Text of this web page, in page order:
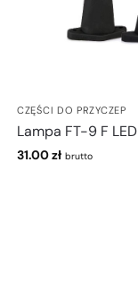
CZĘŚCI DO PRZYCZEP
Lampa FT-9 F LED
31.00zł brutto